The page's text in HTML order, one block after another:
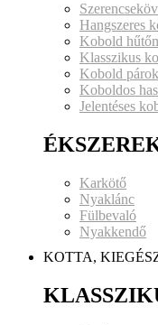
Hangszeres
Kobold
Klasszikus
Kobold
Koboldos
Jelentéses
Karkötő
Nyaklánc
Fülbevaló
Nyakkendő
KOTTA,